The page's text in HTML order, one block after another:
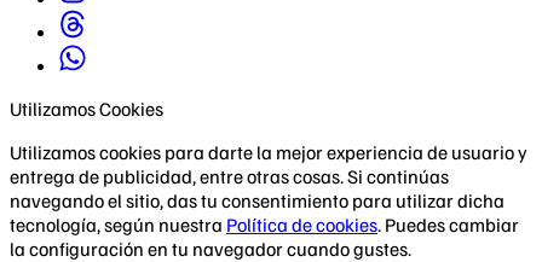
Utilizamos Cookies
Utilizamos cookies para darte la mejor experiencia de usuario y
entrega de publicidad, entre otras cosas. Si continúas
navegando el sitio, das tu consentimiento para utilizar dicha
tecnología, según nuestra Política de cookies. Puedes cambiar
la configuración en tu navegador cuando gustes.